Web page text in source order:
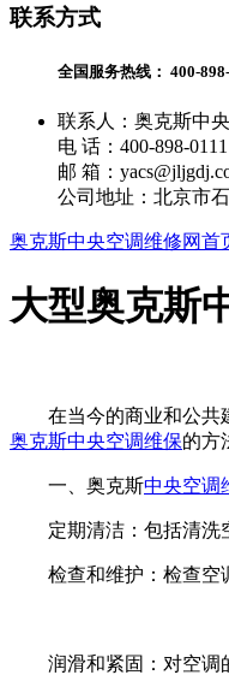
联系方式
全国服务热线： 400-
联系人：奥克斯中
电 话：400-898-0111
邮 箱：
公司地址：北京市
奥克斯中央空调维修网首
大型奥克斯
在当今的商业和公共
奥克斯中央空调维保的方
一、奥克斯中央空调
定期清洁：包括清洗空
检查和维护：检查空调
润滑和紧固：对空调的